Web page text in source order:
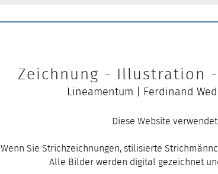
Zeichnung - Illustration
Lineamentum | Ferdinand
Diese Website
Wenn Sie Strichzeichnungen, stilisierte
Alle Bilder werden digital gezeichnet